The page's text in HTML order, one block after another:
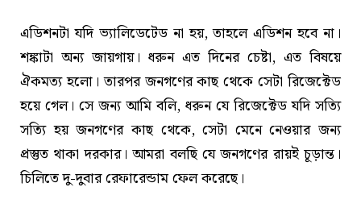
এডিশনটা যদি ভ্যালিডেটেড না হয়, তাহলে এডিশন হবে না।
শঙ্কাটা অন্য জায়গায়। ধরুন এত দিনের চেষ্টা, এত বিষয়ে
ঐকমত্য হলো। তারপর জনগণের কাছ থেকে সেটা রিজেক্টেড
হয়ে গেল। সে জন্য আমি বলি, ধরুন যে রিজেক্টেড যদি সত্যি
সত্যি হয় জনগণের কাছ থেকে, সেটা মেনে নেওয়ার জন্য
প্রস্তুত থাকা দরকার। আমরা বলছি যে জনগণের রায়ই চূড়ান্ত।
চিলিতে দু-দুবার রেফারেন্ডাম ফেল করেছে।